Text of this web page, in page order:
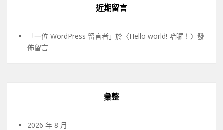
近期留言
「一位 WordPress 留言者 」於〈Hello world! 哈囉！ 〉發
佈留言
彙整
2026 年 8 月